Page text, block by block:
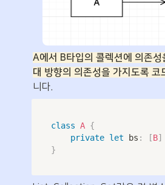
A에서 B타입의 콜렉션에 의존
대 방향의 의존성을 가지도록 코
니다.
class A {
private let bs : [B]
}